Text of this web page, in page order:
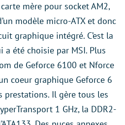
mère pour socket AM2,
modèle micro-ATX et donc
graphique intégré. C’est la
a été choisie par MSI. Plus
de Geforce 6100 et Nforce
coeur graphique Geforce 6
prestations. Il gère tous les
1 GHz, la DDR2-